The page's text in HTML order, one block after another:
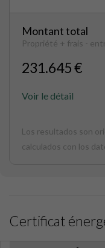
Montant total
Propriété + frais -
231.645 €
Voir le détail
Los resultados son
calculados con los
Certificat